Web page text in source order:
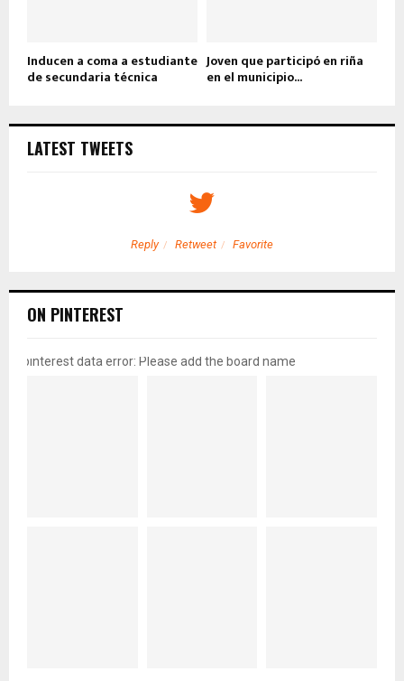
Inducen a coma a estudiante
de secundaria técnica
Joven que participó en riña
en el municipio...
LATEST TWEETS
Reply Retweet Favorite
ON PINTEREST
pinterest data error: Please add the board name